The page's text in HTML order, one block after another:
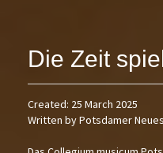
Die Zeit
Created: 25 March 2025
Written by Potsdamer